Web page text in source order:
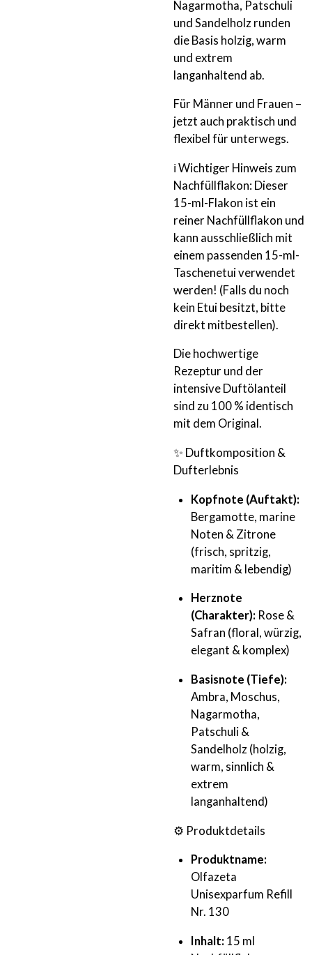
Nagarmotha, Patschuli
und Sandelholz runden
die Basis holzig, warm
und extrem
langanhaltend ab.
Für Männer und Frauen –
jetzt auch praktisch und
flexibel für unterwegs.
ℹ️ Wichtiger Hinweis zum
Nachfüllflakon: Dieser
15-ml-Flakon ist ein
reiner Nachfüllflakon und
kann ausschließlich mit
einem passenden 15-ml-
Taschenetui verwendet
werden! (Falls du noch
kein Etui besitzt, bitte
direkt mitbestellen).
Die hochwertige
Rezeptur und der
intensive Duftölanteil
sind zu 100 % identisch
mit dem Original.
✨ Duftkomposition &
Dufterlebnis
Kopfnote (Auftakt):
Bergamotte, marine
Noten & Zitrone
(frisch, spritzig,
maritim & lebendig)
Herznote
(Charakter): Rose &
Safran (floral, würzig,
elegant & komplex)
Basisnote (Tiefe):
Ambra, Moschus,
Nagarmotha,
Patschuli &
Sandelholz (holzig,
warm, sinnlich &
extrem
langanhaltend)
⚙️ Produktdetails
Produktname:
Olfazeta
Unisexparfum Refill
Nr. 130
Inhalt: 15 ml